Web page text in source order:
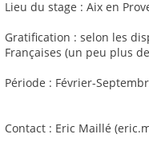
Lieu du stage : Aix en
Gratification : selon les
Françaises (un peu plus
Période : Février-
Contact : Eric Maillé